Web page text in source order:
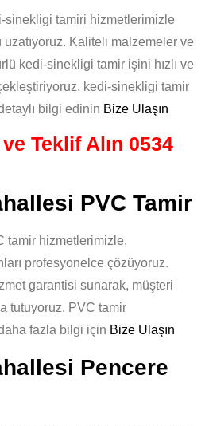
sinekligi tamiri hizmetlerimizle
Kaliteli malzemeler ve
kedi-sinekligi tamir işini hızlı ve
kedi-sinekligi tamir
bilgi edinin Bize Ulaşın
Teklif Alın 0534
PVC Tamir
tamir hizmetlerimizle,
profesyonelce çözüyoruz.
garantisi sunarak, müşteri
tutuyoruz. PVC tamir
fazla bilgi için Bize Ulaşın
Pencere